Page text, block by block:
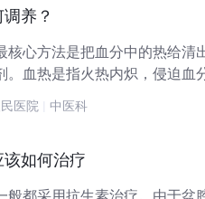
养？
核心方法是把血分中的热给
。血热是指火热内炽，侵迫血
医院 中医科
如何治疗